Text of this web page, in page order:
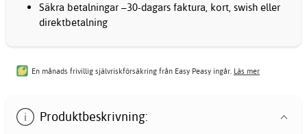
Säkra betalningar –30-dagars faktura, kort, swish eller
direktbetalning
En månads frivillig självriskförsäkring från Easy Peasy ingår. Läs mer
Produktbeskrivning: